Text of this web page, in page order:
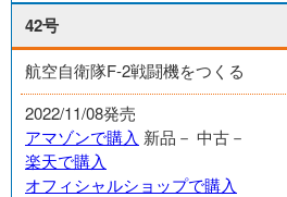
42号
航空自衛隊F-2戦闘機をつくる
2022/11/08発売
アマゾンで購入 新品－ 中古－
楽天で購入
オフィシャルショップで購入